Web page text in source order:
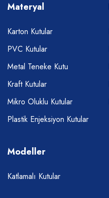
Materyal
Karton Kutular
PVC Kutular
Metal Teneke Kutu
Kraft Kutular
Mikro Oluklu Kutular
Plastik Enjeksiyon Kutular
Modeller
Katlamalı Kutular